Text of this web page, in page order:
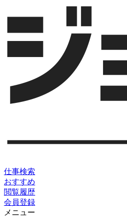
仕事検索
おすすめ
閲覧履歴
会員登録
メニュー